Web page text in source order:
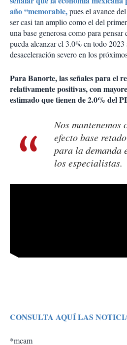
año “memorable,pues el avance
ser casi tan amplio como el del
una base generosa como para
pueda alcanzar el 3.0% en todo
desaceleración severo en los
Para Banorte, las señales para el
relativamente positivas, con
estimado que tienen de 2.0% del
Nos mantenemos
efecto base
para la demanda
los especialistas.
CONSULTA AQUÍ LAS
*mcam